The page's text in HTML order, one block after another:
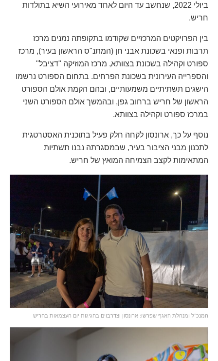
ביולי 2022, שנחשב עד היום לאחד מאירועי השיא בתולדות
חריש.
בין הפרויקטים המרכזיים שקודמו בתקופתה נמנים מרכז
תרבות ופנאי בשכונת אבני חן (המתנ"ס הראשון בעיר), מרכז
ספורט וקהילה בשכונת בצוותא, מרכז המוזיקה "דציבל"
והספרייה העירונית בשכונת הפרחים. בתחום הספורט נרשמו
הישגים תשתיתיים משמעותיים, ובהם הקמת אולם הספורט
הראשון של חריש ברחוב גפן, ובהמשך אולם הספורט השני
במרכז ספורט וקהילה בצוותא.
נוסף על כך, ארונסון לקחה חלק פעיל בתוכנית האסטרטגית
לתכנון מבני הציבור בעיר, שבמסגרתה נבנו תשתיות
המתאימות לקצב הצמיחה המואץ של חריש.
המנכ"ל ומנהלת האגף שפרשו: ארונסון וצדרבוים בחגיגות יום העצמאות בחריש